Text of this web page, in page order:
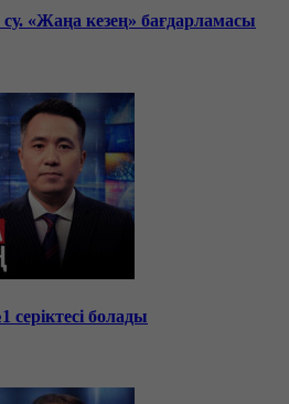
«Жаңа кезең» бағдарламасы
болады